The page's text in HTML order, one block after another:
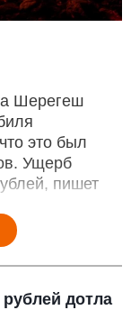
Шерегеш
это был
Ущерб
пишет
дотла